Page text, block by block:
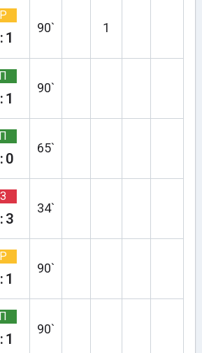
Р
90` 1
П
90`
П
65`
З
34`
Р
90`
П
90`